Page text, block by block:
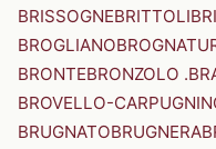
BRISSOGNEBRITTOLI
BROGLIANO
BRONTEBRONZOLO
BROVELLO-
BRUGNATOBRUGNERA